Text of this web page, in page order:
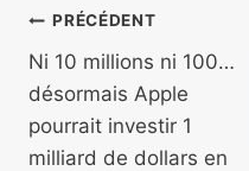
Navigation
de
l’article
PRÉCÉDENT
Ni 10 millions ni 100…
désormais Apple
pourrait investir 1
milliard de dollars en